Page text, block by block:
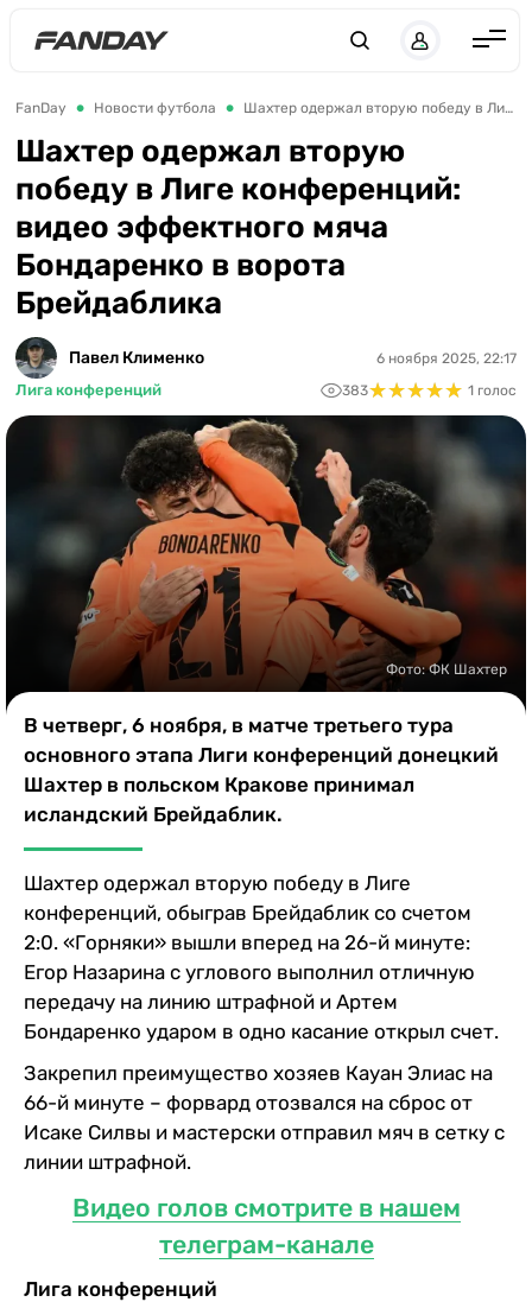
Испания
Германия
Италия
Франция
ЧЕ-2028
Букмекеры
Казино
FanDay Новости футбола Шахтер одержал вторую победу в Лиге конференций: видео эффектного мяча Бондаренко в ворота Брейдаблика
Шахтер одержал вторую
победу в Лиге конференций:
видео эффектного мяча
Бондаренко в ворота
Брейдаблика
Павел Клименко
Лига конференций
6 ноября 2025, 22:17
383★★★★★
★★★★★ 1 голос
Фото: ФК Шахтер
В четверг, 6 ноября, в матче третьего тура
основного этапа Лиги конференций донецкий
Шахтер в польском Кракове принимал
исландский Брейдаблик.
Шахтер одержал вторую победу в Лиге
конференций, обыграв Брейдаблик со счетом
2:0. «Горняки» вышли вперед на 26-й минуте:
Егор Назарина с углового выполнил отличную
передачу на линию штрафной и Артем
Бондаренко ударом в одно касание открыл счет.
Закрепил преимущество хозяев Кауан Элиас на
66-й минуте – форвард отозвался на сброс от
Исаке Силвы и мастерски отправил мяч в сетку с
линии штрафной.
Видео голов смотрите в нашем
телеграм-канале
Лига конференций